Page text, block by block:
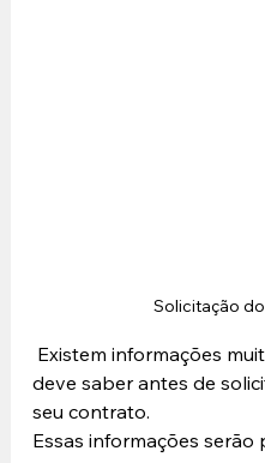
Solicitação
Existem informações
deve saber antes de
seu contrato.
Essas informações